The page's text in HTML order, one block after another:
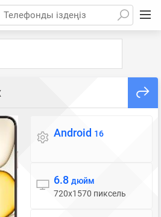
іздеңіз
Операциялық жүйе
Android 16
Дисплей
6.8 дюйм
720x1570 пиксель